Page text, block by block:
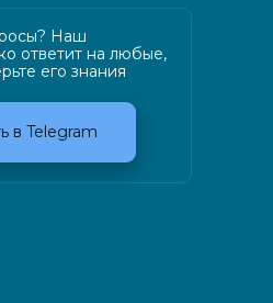
Наш
ответит на любые,
его знания
в Telegram